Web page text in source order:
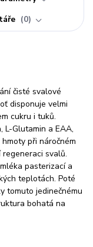
0
čisté svalové
disponuje velmi
cukru i tuků.
L-Glutamin a EAA,
při náročném
svalů.
pasterizací a
teplotách. Poté
tomuto jedinečnému
bohatá na